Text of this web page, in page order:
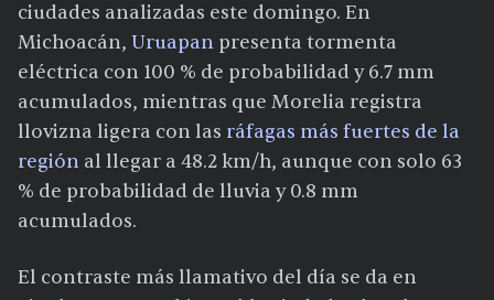
ciudades analizadas este domingo. En
Michoacán, Uruapan presenta tormenta
eléctrica con 100 % de probabilidad y 6.7 mm
acumulados, mientras que Morelia registra
llovizna ligera con las ráfagas más fuertes de la
región al llegar a 48.2 km/h, aunque con solo 63
% de probabilidad de lluvia y 0.8 mm
acumulados.
El contraste más llamativo del día se da en